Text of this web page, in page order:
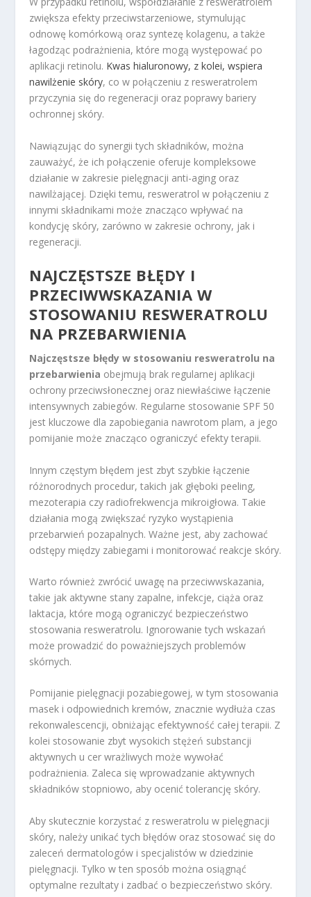
zwiększa efekty przeciwstarzeniowe, stymulując
odnowę komórkową oraz syntezę kolagenu, a także
łagodząc podrażnienia, które mogą występować po
aplikacji retinolu. Kwas hialuronowy, z kolei, wspiera
nawilżenie skóry, co w połączeniu z resweratrolem
przyczynia się do regeneracji oraz poprawy bariery
ochronnej skóry.
Nawiązując do synergii tych składników, można
zauważyć, że ich połączenie oferuje kompleksowe
działanie w zakresie pielęgnacji anti-aging oraz
nawilżającej. Dzięki temu, resweratrol w połączeniu z
innymi składnikami może znacząco wpływać na
kondycję skóry, zarówno w zakresie ochrony, jak i
regeneracji.
NAJCZĘSTSZE BŁĘDY I
PRZECIWWSKAZANIA W
STOSOWANIU RESWERATROLU
NA PRZEBARWIENIA
Najczęstsze błędy w stosowaniu resweratrolu na
przebarwienia obejmują brak regularnej aplikacji
ochrony przeciwsłonecznej oraz niewłaściwe łączenie
intensywnych zabiegów. Regularne stosowanie SPF 50
jest kluczowe dla zapobiegania nawrotom plam, a jego
pomijanie może znacząco ograniczyć efekty terapii.
Innym częstym błędem jest zbyt szybkie łączenie
różnorodnych procedur, takich jak głęboki peeling,
mezoterapia czy radiofrekwencja mikroigłowa. Takie
działania mogą zwiększać ryzyko wystąpienia
przebarwień pozapalnych. Ważne jest, aby zachować
odstępy między zabiegami i monitorować reakcje skóry.
Warto również zwrócić uwagę na przeciwwskazania,
takie jak aktywne stany zapalne, infekcje, ciąża oraz
laktacja, które mogą ograniczyć bezpieczeństwo
stosowania resweratrolu. Ignorowanie tych wskazań
może prowadzić do poważniejszych problemów
skórnych.
Pomijanie pielęgnacji pozabiegowej, w tym stosowania
masek i odpowiednich kremów, znacznie wydłuża czas
rekonwalescencji, obniżając efektywność całej terapii. Z
kolei stosowanie zbyt wysokich stężeń substancji
aktywnych u cer wrażliwych może wywołać
podrażnienia. Zaleca się wprowadzanie aktywnych
składników stopniowo, aby ocenić tolerancję skóry.
Aby skutecznie korzystać z resweratrolu w pielęgnacji
skóry, należy unikać tych błędów oraz stosować się do
zaleceń dermatologów i specjalistów w dziedzinie
pielęgnacji. Tylko w ten sposób można osiągnąć
optymalne rezultaty i zadbać o bezpieczeństwo skóry.